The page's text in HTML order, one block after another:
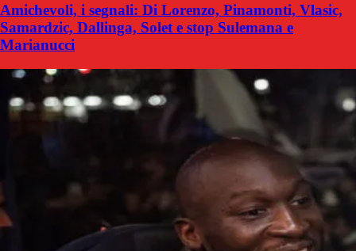
Amichevoli, i segnali: Di Lorenzo, Pinamonti, Vlasic,
Samardzic, Dallinga, Solet e stop Sulemana e
Marianucci